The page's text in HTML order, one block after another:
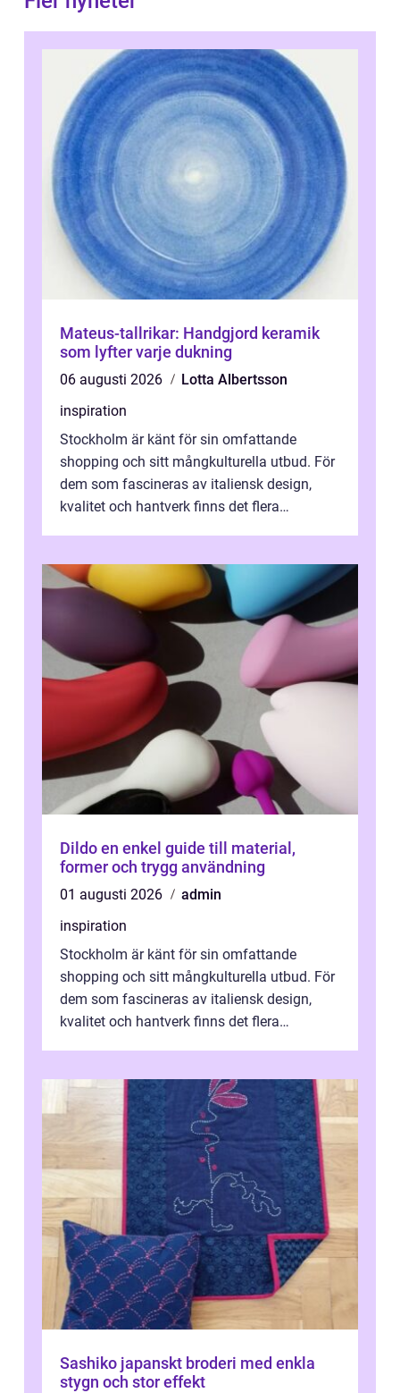
Mateus-tallrikar: Handgjord keramik
som lyfter varje dukning
06 augusti 2026
Lotta Albertsson
inspiration
Stockholm är känt för sin omfattande
shopping och sitt mångkulturella utbud. För
dem som fascineras av italiensk design,
kvalitet och hantverk finns det flera
Dildo en enkel guide till material,
former och trygg användning
01 augusti 2026
admin
inspiration
Stockholm är känt för sin omfattande
shopping och sitt mångkulturella utbud. För
dem som fascineras av italiensk design,
kvalitet och hantverk finns det flera
Sashiko japanskt broderi med enkla
stygn och stor effekt